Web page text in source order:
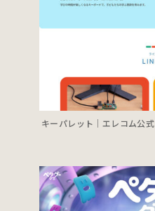
キーパレット｜エレコム公式